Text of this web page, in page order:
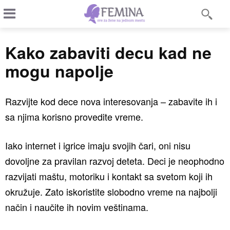
Kako zabaviti decu kad ne
mogu napolje
Razvijte kod dece nova interesovanja – zabavite ih i
sa njima korisno provedite vreme.
Iako internet i igrice imaju svojih čari, oni nisu
dovoljne za pravilan razvoj deteta. Deci je neophodno
razvijati maštu, motoriku i kontakt sa svetom koji ih
okružuje. Zato iskoristite slobodno vreme na najbolji
način i naučite ih novim veštinama.